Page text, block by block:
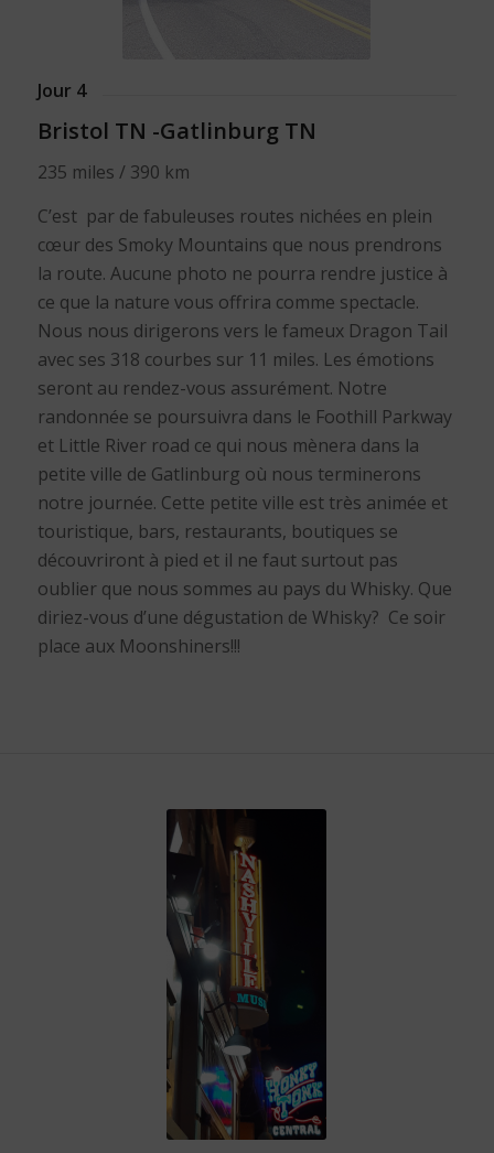
Jour 4
Bristol TN -Gatlinburg TN
235 miles / 390 km
C’est par de fabuleuses routes nichées en plein
cœur des Smoky Mountains que nous prendrons
la route. Aucune photo ne pourra rendre justice à
ce que la nature vous offrira comme spectacle.
Nous nous dirigerons vers le fameux Dragon Tail
avec ses 318 courbes sur 11 miles. Les émotions
seront au rendez-vous assurément. Notre
randonnée se poursuivra dans le Foothill Parkway
et Little River road ce qui nous mènera dans la
petite ville de Gatlinburg où nous terminerons
notre journée. Cette petite ville est très animée et
touristique, bars, restaurants, boutiques se
découvriront à pied et il ne faut surtout pas
oublier que nous sommes au pays du Whisky. Que
diriez-vous d’une dégustation de Whisky? Ce soir
place aux Moonshiners!!!